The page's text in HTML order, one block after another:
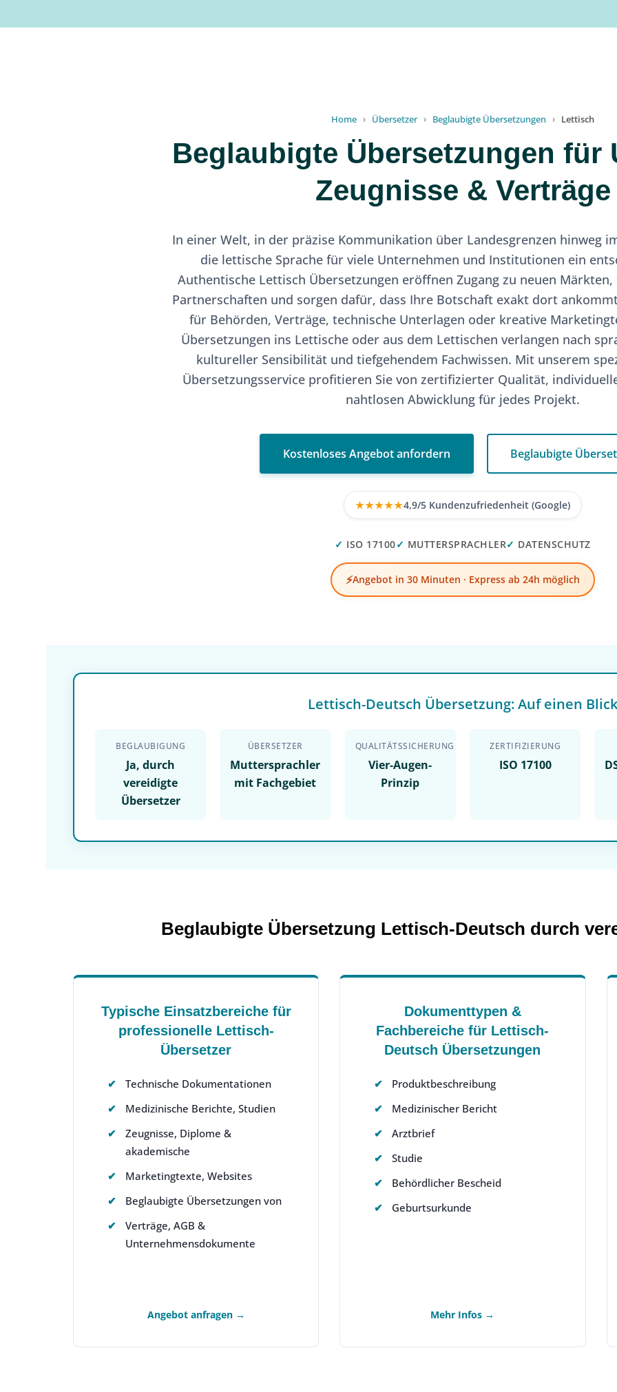
Home › Übersetzer › Beglaubigte Übersetzungen › Lettisch
Beglaubigte Übersetzungen für
Zeugnisse & Verträge
In einer Welt, in der präzise Kommunikation über Landesgrenzen hinweg
die lettische Sprache für viele Unternehmen und Institutionen ein
Authentische Lettisch Übersetzungen eröffnen Zugang zu neuen
Partnerschaften und sorgen dafür, dass Ihre Botschaft exakt dort
für Behörden, Verträge, technische Unterlagen oder kreative
Übersetzungen ins Lettische oder aus dem Lettischen verlangen nach
kultureller Sensibilität und tiefgehendem Fachwissen. Mit unserem
Übersetzungsservice profitieren Sie von zertifizierter Qualität,
nahtlosen Abwicklung für jedes Projekt.
Kostenloses Angebot anfordern Beglaubigte
★★★★★4,9/5 Kundenzufriedenheit (Google)
✓ ISO 17100✓ MUTTERSPRACHLER✓ DATENSCHUTZ
⚡Angebot in 30 Minuten · Express ab 24h möglich
Lettisch-Deutsch Übersetzung: Auf einen Blick
BEGLAUBIGUNG
Ja, durch
vereidigte
Übersetzer
ÜBERSETZER
Muttersprachler
mit Fachgebiet
QUALITÄTSSICHERUNG
Vier-Augen-
Prinzip
ZERTIFIZIERUNG
ISO 17100
Beglaubigte Übersetzung Lettisch-Deutsch durch
Typische Einsatzbereiche für
professionelle Lettisch-
Übersetzer
Technische Dokumentationen
Medizinische Berichte, Studien
Zeugnisse, Diplome &
akademische
Marketingtexte, Websites
Beglaubigte Übersetzungen von
Verträge, AGB &
Unternehmensdokumente
Angebot anfragen →
Dokumenttypen &
Fachbereiche für Lettisch-
Deutsch Übersetzungen
Produktbeschreibung
Medizinischer Bericht
Arztbrief
Studie
Behördlicher Bescheid
Geburtsurkunde
Mehr Infos →